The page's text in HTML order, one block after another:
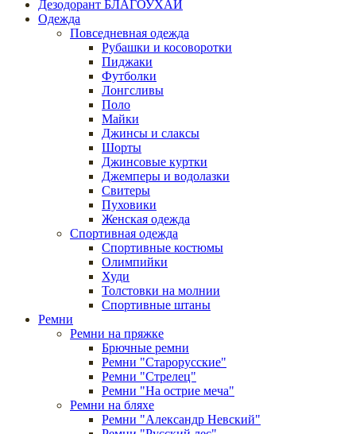
Дезодорант БЛАГОУХАЙ
Одежда
Повседневная одежда
Рубашки и косоворотки
Пиджаки
Футболки
Лонгсливы
Поло
Майки
Джинсы и слаксы
Шорты
Джинсовые куртки
Джемперы и водолазки
Свитеры
Пуховики
Женская одежда
Спортивная одежда
Спортивные костюмы
Олимпийки
Худи
Толстовки на молнии
Спортивные штаны
Ремни
Ремни на пряжке
Брючные ремни
Ремни "Старорусские"
Ремни "Стрелец"
Ремни "На острие меча"
Ремни на бляхе
Ремни "Александр Невский"